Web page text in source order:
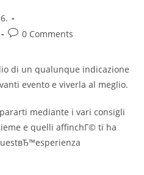
Post0 Comments
di un qualunque indicazione
evento e viverla al meglio.
mediante i vari consigli
e quelli affinchГ© ti ha